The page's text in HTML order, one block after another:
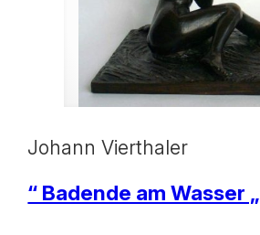
Johann Vierthaler
“ Badende am Wasser „